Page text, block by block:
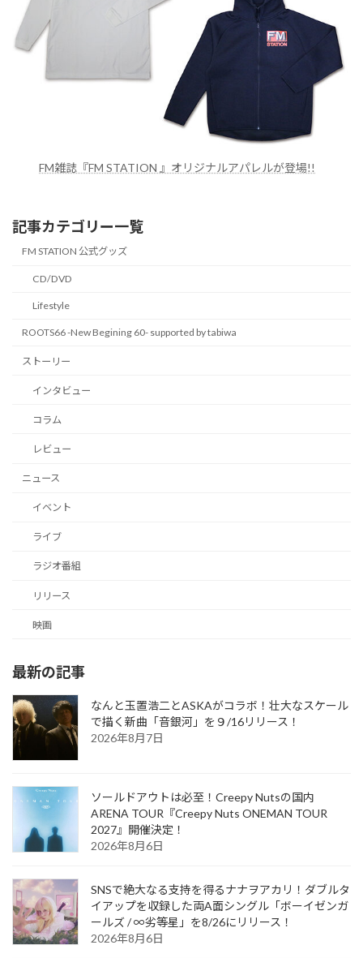
FM雑誌『FM STATION 』オリジナルアパレルが登場!!
記事カテゴリー一覧
FM STATION 公式グッズ
CD/DVD
Lifestyle
ROOTS66 -New Begining 60- supported by tabiwa
ストーリー
インタビュー
コラム
レビュー
ニュース
イベント
ライブ
ラジオ番組
リリース
映画
最新の記事
なんと玉置浩二とASKAがコラボ！壮大なスケール
で描く新曲「音銀河」を９/16リリース！
2026年8月7日
ソールドアウトは必至！Creepy Nutsの国内
ARENA TOUR『Creepy Nuts ONEMAN TOUR
2027』開催決定！
2026年8月6日
SNSで絶大なる支持を得るナナヲアカリ！ダブルタ
イアップを収録した両A面シングル「ボーイゼンガ
ールズ / ∞劣等星」を8/26にリリース！
2026年8月6日